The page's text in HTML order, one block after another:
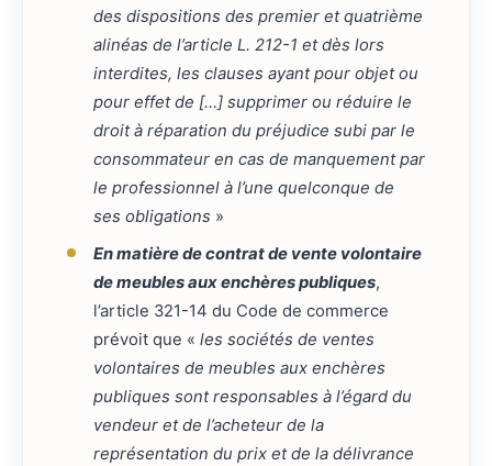
des dispositions des premier et quatrième
alinéas de l’article L. 212-1 et dès lors
interdites, les clauses ayant pour objet ou
pour effet de […] supprimer ou réduire le
droit à réparation du préjudice subi par le
consommateur en cas de manquement par
le professionnel à l’une quelconque de
ses obligations »
En matière de contrat de vente volontaire
de meubles aux enchères publiques,
l’article 321-14 du Code de commerce
prévoit que « les sociétés de ventes
volontaires de meubles aux enchères
publiques sont responsables à l’égard du
vendeur et de l’acheteur de la
représentation du prix et de la délivrance